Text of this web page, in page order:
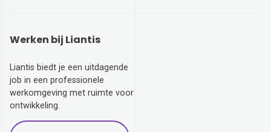
Werken bij Liantis
Liantis biedt je een uitdagende
job in een professionele
werkomgeving met ruimte voor
ontwikkeling.